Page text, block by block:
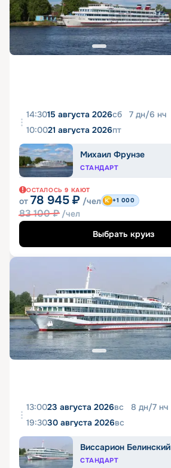
14:3015 августа 2026сб 7 дн/6 нч
10:0021 августа 2026пт
Михаил Фрунзе
СТАНДАРТ
ОСТАЛОСЬ 9 КАЮТ
от 78 945 ₽ /чел
83 100₽ /чел
+1 000
Выбрать круиз
13:0023 августа 2026вс 8 дн/7 нч
19:3030 августа 2026вс
Виссарион Белинский
СТАНДАРТ